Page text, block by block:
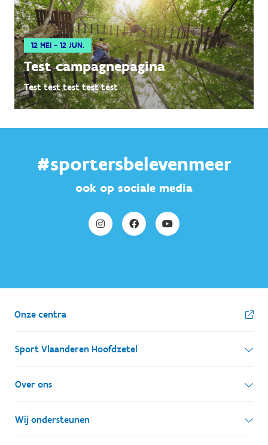
12 MEI - 12 JUN.
Test campagnepagina
Test test test test test
#sportersbelevenmeer
ook op sociale media
Onze centra
Sport Vlaanderen Hoofdzetel
Simon Bolivarlaan 17
1000 Brussel
Ondernemingsnummer: BE 0248.142.826
Over ons
Wie zijn we, wat doen we
Onze centra
Wij ondersteunen